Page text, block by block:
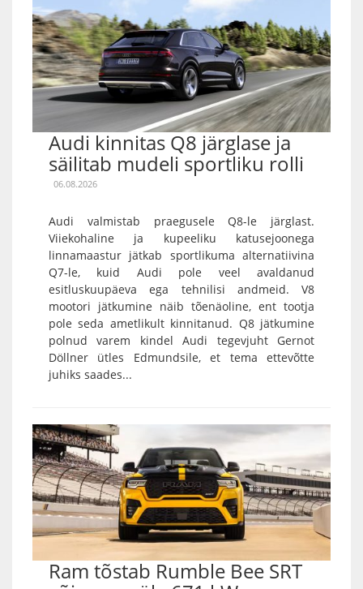
Audi kinnitas Q8 järglase ja
säilitab mudeli sportliku rolli
06.08.2026
Audi valmistab praegusele Q8-le järglast.
Viiekohaline ja kupeeliku katusejoonega
linnamaastur jätkab sportlikuma alternatiivina
Q7-le, kuid Audi pole veel avaldanud
esitluskuupäeva ega tehnilisi andmeid. V8
mootori jätkumine näib tõenäoline, ent tootja
pole seda ametlikult kinnitanud. Q8 jätkumine
polnud varem kindel Audi tegevjuht Gernot
Döllner ütles Edmundsile, et tema ettevõtte
juhiks saades...
Ram tõstab Rumble Bee SRT